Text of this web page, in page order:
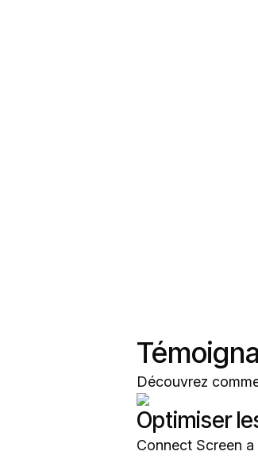
Découvrez
Optimiser
Connect Screen